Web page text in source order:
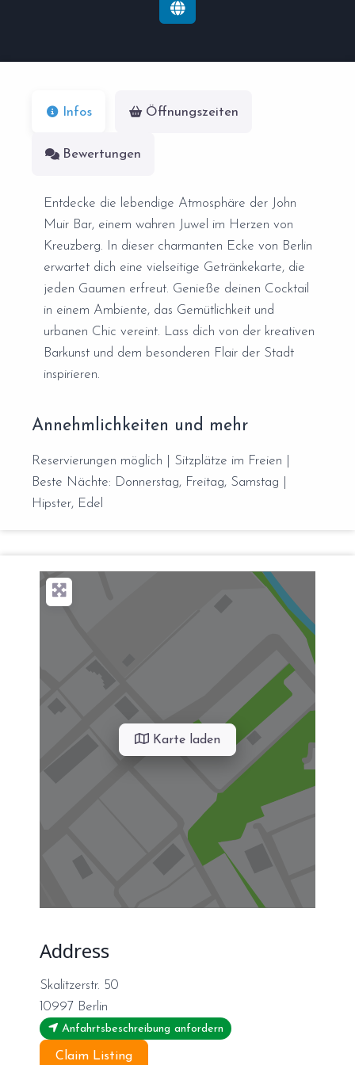
Infos Öffnungszeiten
Bewertungen
Entdecke die lebendige Atmosphäre der John
Muir Bar, einem wahren Juwel im Herzen von
Kreuzberg. In dieser charmanten Ecke von Berlin
erwartet dich eine vielseitige Getränkekarte, die
jeden Gaumen erfreut. Genieße deinen Cocktail
in einem Ambiente, das Gemütlichkeit und
urbanen Chic vereint. Lass dich von der kreativen
Barkunst und dem besonderen Flair der Stadt
inspirieren.
Annehmlichkeiten und mehr
Reservierungen möglich | Sitzplätze im Freien |
Beste Nächte: Donnerstag, Freitag, Samstag |
Hipster, Edel
Karte laden
Address
Skalitzerstr. 50
10997 Berlin
Anfahrtsbeschreibung anfordern
Claim Listing